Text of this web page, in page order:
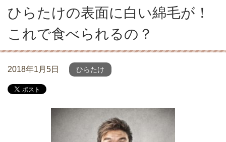
ひらたけの表面に白い綿毛が！
これで食べられるの？
2018年1月5日 ひらたけ